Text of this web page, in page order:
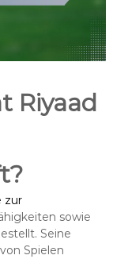
Riyaad
zur
sowie
Seine
Spielen